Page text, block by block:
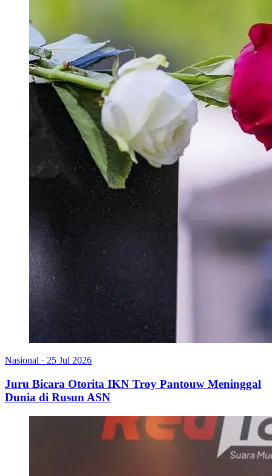
Nasional · 25 Jul 2026
Juru Bicara Otorita IKN Troy Pantouw Meninggal
Dunia di Rusun ASN